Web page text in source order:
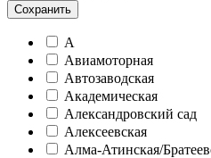
Сохранить
А
Авиамоторная
Автозаводская
Академическая
Александровский сад
Алексеевская
Алма-Атинская/